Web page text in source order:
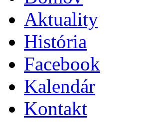
Aktuality
História
Facebook
Kalendár
Kontakt